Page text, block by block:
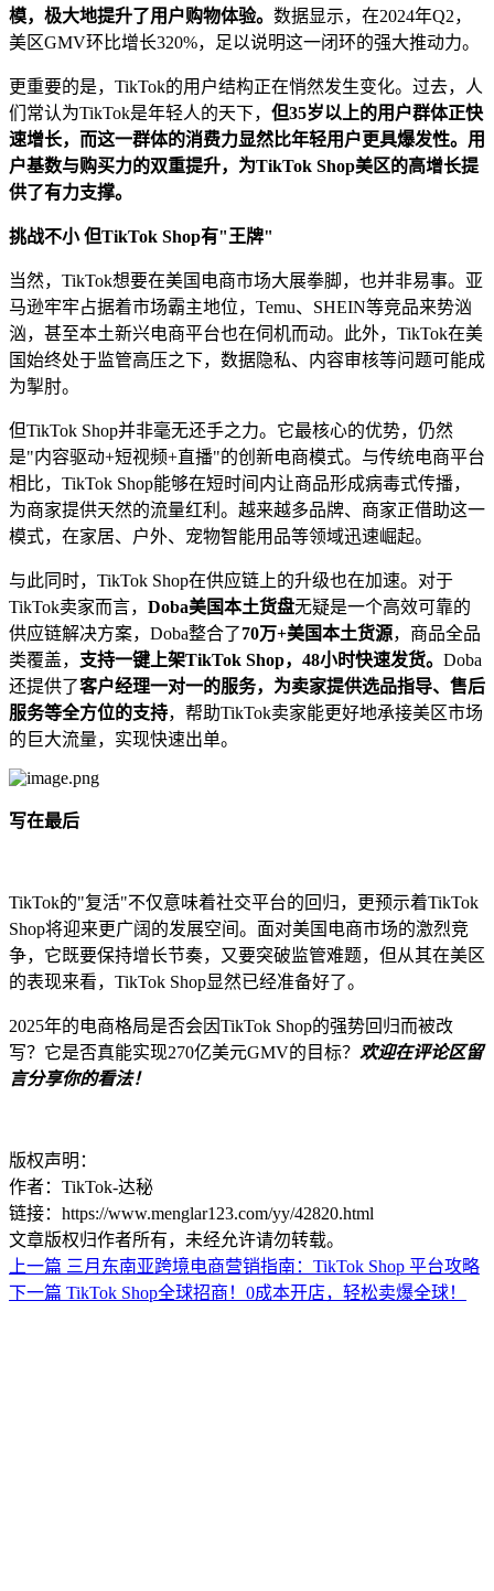
模，极大地提升了用户购物体验。 数据显示，在2024年Q2，
美区GMV环比增长320%，足以说明这一闭环的强大推动力。
更重要的是，TikTok的用户结构正在悄然发生变化。过去，人
们常认为TikTok是年轻人的天下， 但35岁以上的用户群体正快
速增长，而这一群体的消费力显然比年轻用户更具爆发性。用
户基数与购买力的双重提升，为TikTok Shop美区的高增长提
供了有力支撑。
挑战不小 但TikTok Shop有"王牌"
当然，TikTok想要在美国电商市场大展拳脚，也并非易事。亚
马逊牢牢占据着市场霸主地位，Temu、SHEIN等竞品来势汹
汹，甚至本土新兴电商平台也在伺机而动。此外，TikTok在美
国始终处于监管高压之下，数据隐私、内容审核等问题可能成
为掣肘。
但TikTok Shop并非毫无还手之力。它最核心的优势，仍然
是"内容驱动+短视频+直播"的创新电商模式。与传统电商平台
相比，TikTok Shop能够在短时间内让商品形成病毒式传播，
为商家提供天然的流量红利。越来越多品牌、商家正借助这一
模式，在家居、户外、宠物智能用品等领域迅速崛起。
与此同时，TikTok Shop在供应链上的升级也在加速。对于
TikTok卖家而言， Doba美国本土货盘无疑是一个高效可靠的
供应链解决方案，Doba整合了70万+美国本土货源，商品全品
类覆盖， 支持一键上架TikTok Shop，48小时快速发货。 Doba
还提供了客户经理一对一的服务，为卖家提供选品指导、售后
服务等全方位的支持，帮助TikTok卖家能更好地承接美区市场
的巨大流量，实现快速出单。
写在最后
TikTok的"复活"不仅意味着社交平台的回归，更预示着TikTok
Shop将迎来更广阔的发展空间。面对美国电商市场的激烈竞
争，它既要保持增长节奏，又要突破监管难题，但从其在美区
的表现来看，TikTok Shop显然已经准备好了。
2025年的电商格局是否会因TikTok Shop的强势回归而被改
写？它是否真能实现270亿美元GMV的目标？ 欢迎在评论区留
言分享你的看法！
版权声明：
作者：TikTok-达秘
链接：https://www.menglar123.com/yy/42820.html
文章版权归作者所有，未经允许请勿转载。
上一篇 三月东南亚跨境电商营销指南：TikTok Shop 平台攻略
下一篇 TikTok Shop全球招商！0成本开店，轻松卖爆全球！